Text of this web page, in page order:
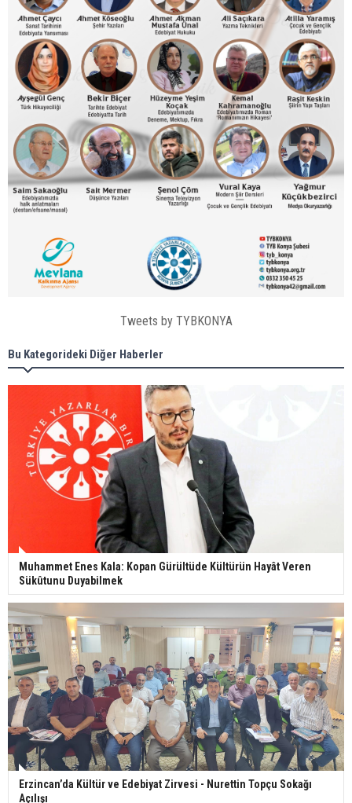
Tweets by TYBKONYA
Bu Kategorideki Diğer Haberler
Muhammet Enes Kala: Kopan Gürültüde Kültürün Hayât Veren
Sükûtunu Duyabilmek
Erzincan’da Kültür ve Edebiyat Zirvesi - Nurettin Topçu Sokağı
Açılışı